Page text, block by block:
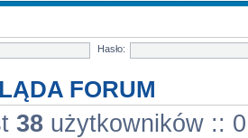
Hasło:
FORUM
38 użytkowników ::